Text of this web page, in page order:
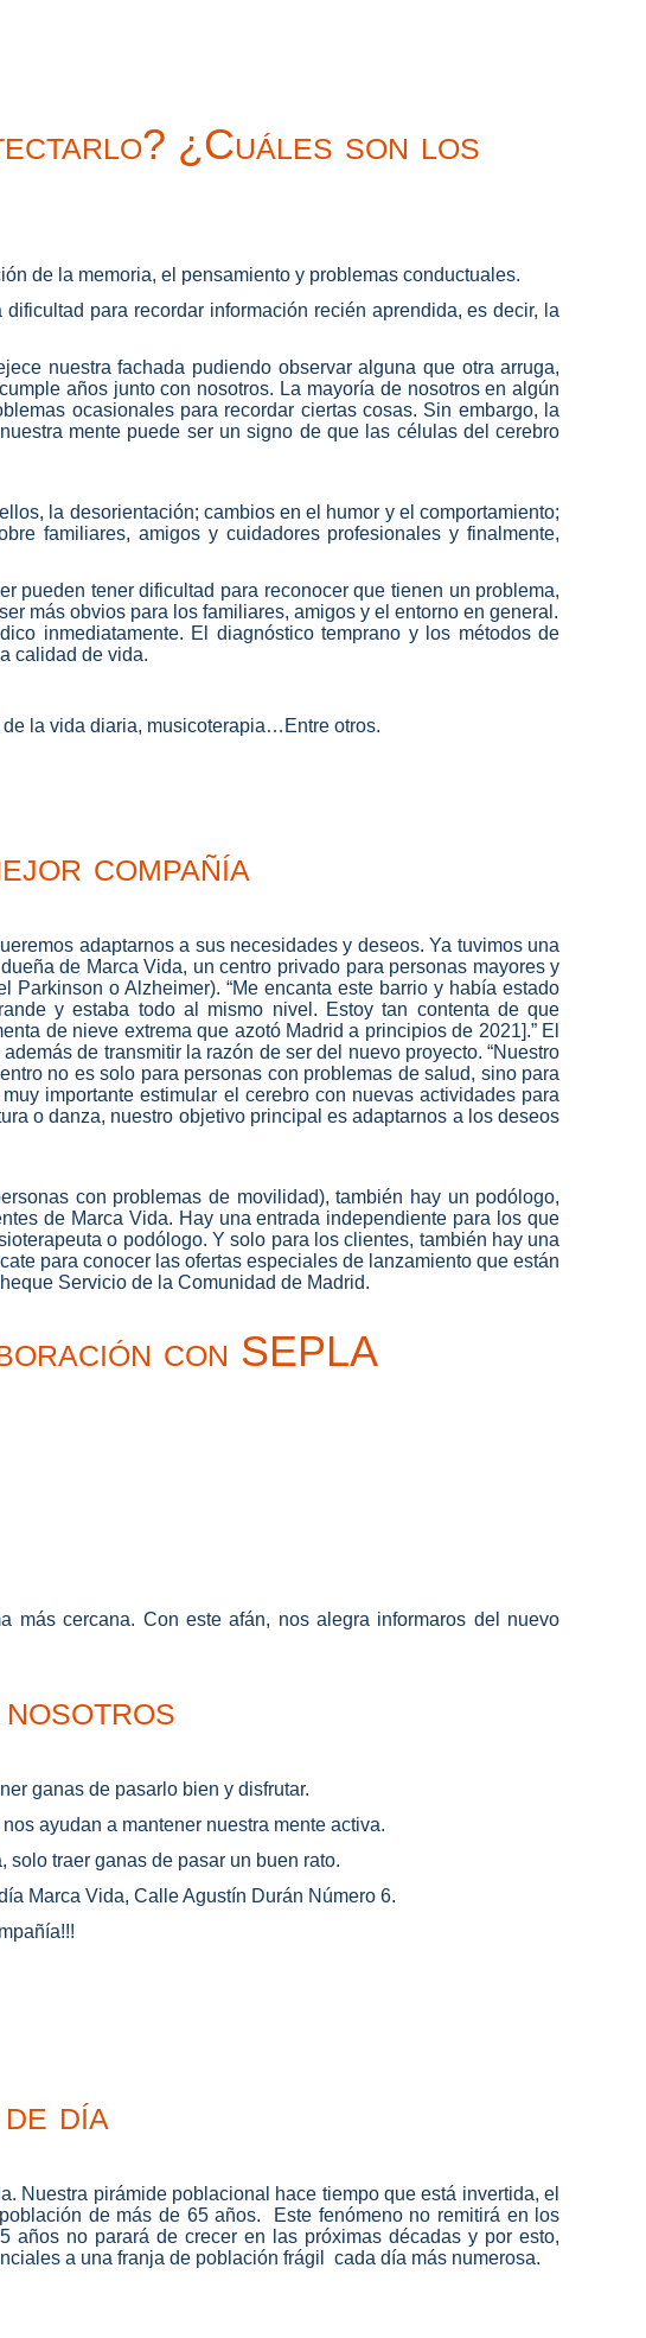
¿Cuáles son los
de la memoria, el pensamiento y problemas conductuales.
para recordar información recién aprendida, es decir, la
nuestra fachada pudiendo observar alguna que otra arruga,
años junto con nosotros. La mayoría de nosotros en algún
ocasionales para recordar ciertas cosas. Sin embargo, la
mente puede ser un signo de que las células del cerebro
la desorientación; cambios en el humor y el comportamiento;
familiares, amigos y cuidadores profesionales y finalmente,
pueden tener dificultad para reconocer que tienen un problema,
más obvios para los familiares, amigos y el entorno en general.
inmediatamente. El diagnóstico temprano y los métodos de
calidad de vida.
la vida diaria, musicoterapia…Entre otros.
compañía
adaptarnos a sus necesidades y deseos. Ya tuvimos una
de Marca Vida, un centro privado para personas mayores y
o Alzheimer). “Me encanta este barrio y había estado
y estaba todo al mismo nivel. Estoy tan contenta de que
de nieve extrema que azotó Madrid a principios de 2021].” El
de transmitir la razón de ser del nuevo proyecto. “Nuestro
no es solo para personas con problemas de salud, sino para
importante estimular el cerebro con nuevas actividades para
o danza, nuestro objetivo principal es adaptarnos a los deseos
con problemas de movilidad), también hay un podólogo,
de Marca Vida. Hay una entrada independiente para los que
o podólogo. Y solo para los clientes, también hay una
para conocer las ofertas especiales de lanzamiento que están
Servicio de la Comunidad de Madrid.
con SEPLA
más cercana. Con este afán, nos alegra informaros del nuevo
nosotros
ganas de pasarlo bien y disfrutar.
ayudan a mantener nuestra mente activa.
traer ganas de pasar un buen rato.
Marca Vida, Calle Agustín Durán Número 6.
día
Nuestra pirámide poblacional hace tiempo que está invertida, el
de más de 65 años. Este fenómeno no remitirá en los
años no parará de crecer en las próximas décadas y por esto,
a una franja de población frágil cada día más numerosa.